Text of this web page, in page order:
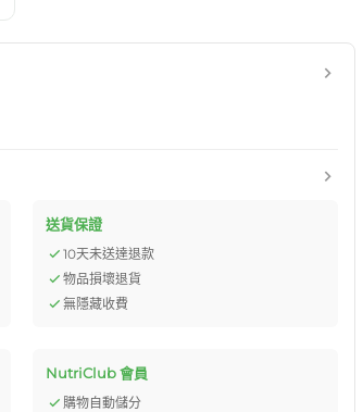
送貨保證
10天未送達退款
物品損壞退貨
無隱藏收費
NutriClub 會員
購物自動儲分